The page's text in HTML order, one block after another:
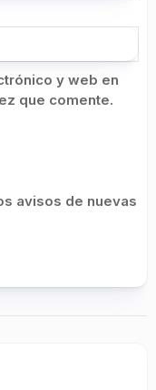
y web en
que comente.
avisos de nuevas